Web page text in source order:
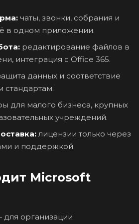
чаты, звонки, собрания и
в одном приложении.
редактирование файлов в
интеграция с Office 365.
данных и соответствие
для малого бизнеса, крупных
учреждений.
лицензии только через
и поддержкой.
Microsoft
организации